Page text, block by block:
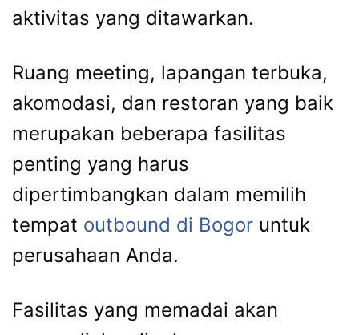
aktivitas yang ditawarkan.
Ruang meeting, lapangan terbuka,
akomodasi, dan restoran yang baik
merupakan beberapa fasilitas
penting yang harus
dipertimbangkan dalam memilih
tempat outbound di Bogor untuk
perusahaan Anda.
Fasilitas yang memadai akan